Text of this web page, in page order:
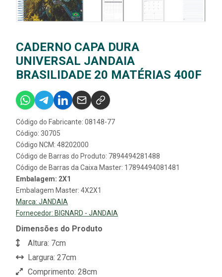
CADERNO CAPA DURA
UNIVERSAL JANDAIA
BRASILIDADE 20 MATÉRIAS 400F
Código do Fabricante: 08148-77
Código: 30705
Código NCM: 48202000
Código de Barras do Produto: 7894494281488
Código de Barras da Caixa Master: 17894494081481
Embalagem: 2X1
Embalagem Master: 4X2X1
Marca: JANDAIA
Fornecedor: BIGNARD - JANDAIA
Dimensões do Produto
Altura: 7cm
Largura: 27cm
Comprimento: 28cm